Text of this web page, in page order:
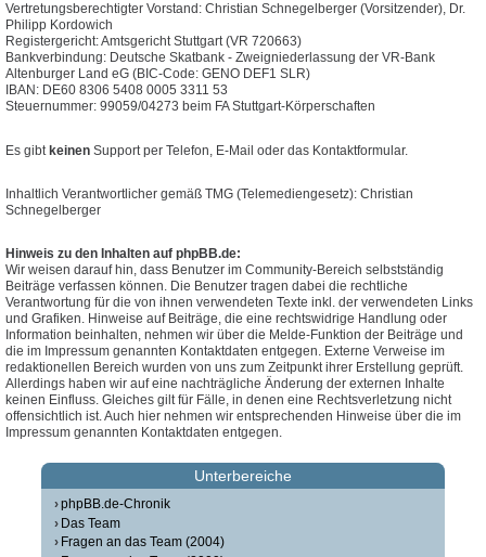
Vertretungsberechtigter Vorstand: Christian Schnegelberger (Vorsitzender), Dr.
Philipp Kordowich
Registergericht: Amtsgericht Stuttgart (VR 720663)
Bankverbindung: Deutsche Skatbank - Zweigniederlassung der VR-Bank
Altenburger Land eG (BIC-Code: GENO DEF1 SLR)
IBAN: DE60 8306 5408 0005 3311 53
Steuernummer: 99059/04273 beim FA Stuttgart-Körperschaften
Es gibt keinen Support per Telefon, E-Mail oder das Kontaktformular.
Inhaltlich Verantwortlicher gemäß TMG (Telemediengesetz): Christian
Schnegelberger
Hinweis zu den Inhalten auf phpBB.de:
Wir weisen darauf hin, dass Benutzer im Community-Bereich selbstständig
Beiträge verfassen können. Die Benutzer tragen dabei die rechtliche
Verantwortung für die von ihnen verwendeten Texte inkl. der verwendeten Links
und Grafiken. Hinweise auf Beiträge, die eine rechtswidrige Handlung oder
Information beinhalten, nehmen wir über die Melde-Funktion der Beiträge und
die im Impressum genannten Kontaktdaten entgegen. Externe Verweise im
redaktionellen Bereich wurden von uns zum Zeitpunkt ihrer Erstellung geprüft.
Allerdings haben wir auf eine nachträgliche Änderung der externen Inhalte
keinen Einfluss. Gleiches gilt für Fälle, in denen eine Rechtsverletzung nicht
offensichtlich ist. Auch hier nehmen wir entsprechenden Hinweise über die im
Impressum genannten Kontaktdaten entgegen.
Unterbereiche
phpBB.de-Chronik
Das Team
Fragen an das Team (2004)